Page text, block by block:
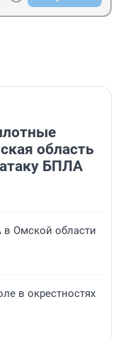
область
БПЛА
Омской области
в окрестностях